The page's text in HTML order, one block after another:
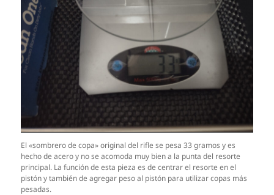
El «sombrero de copa» original del rifle se pesa 33 gramos y es
hecho de acero y no se acomoda muy bien a la punta del resorte
principal. La función de esta pieza es de centrar el resorte en el
pistón y también de agregar peso al pistón para utilizar copas más
pesadas.